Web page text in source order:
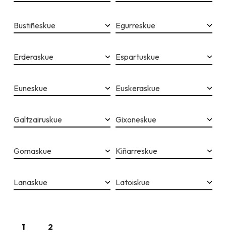
Bustiñeskue Egurreskue
Erderaskue Espartuskue
Euneskue Euskeraskue
Galtzairuskue Gixoneskue
Gomaskue Kiñarreskue
Lanaskue Latoiskue
1 2